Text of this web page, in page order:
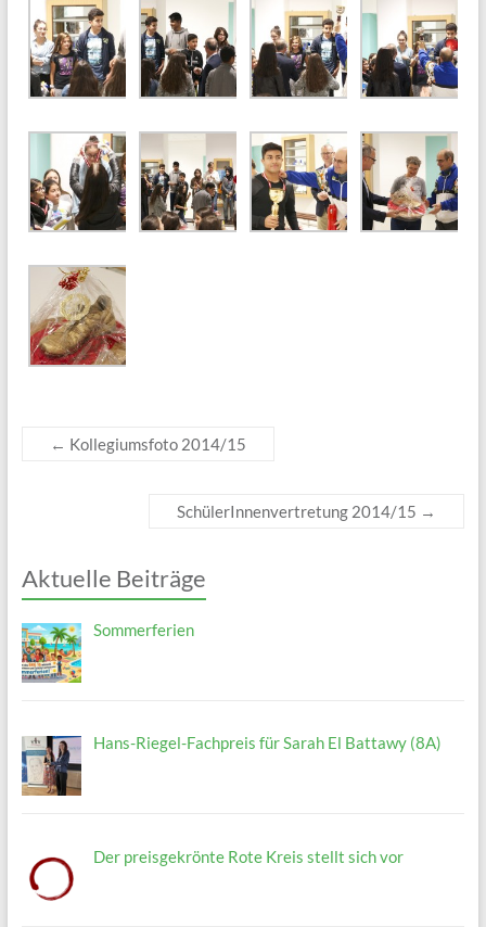
← Kollegiumsfoto 2014/15
SchülerInnenvertretung 2014/15 →
Aktuelle Beiträge
Sommerferien
Hans-Riegel-Fachpreis für Sarah El Battawy (8A)
Der preisgekrönte Rote Kreis stellt sich vor